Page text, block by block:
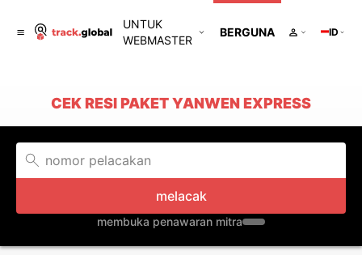
UNTUK
WEBMASTER
BERGUNA ID
CEK RESI PAKET YANWEN EXPRESS
melacak
membuka penawaran mitra